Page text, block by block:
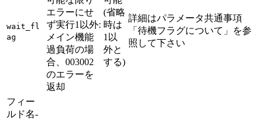
wait_fl
ag
エラーにせ
ず実行1以外:
メイン機能
過負荷の場
合、003002
のエラーを
返却
(省略
時は
1以
外と
する)
詳細はパラメータ共通事項
「待機フラグについて」を参
照して下さい
フィー
ルド名-